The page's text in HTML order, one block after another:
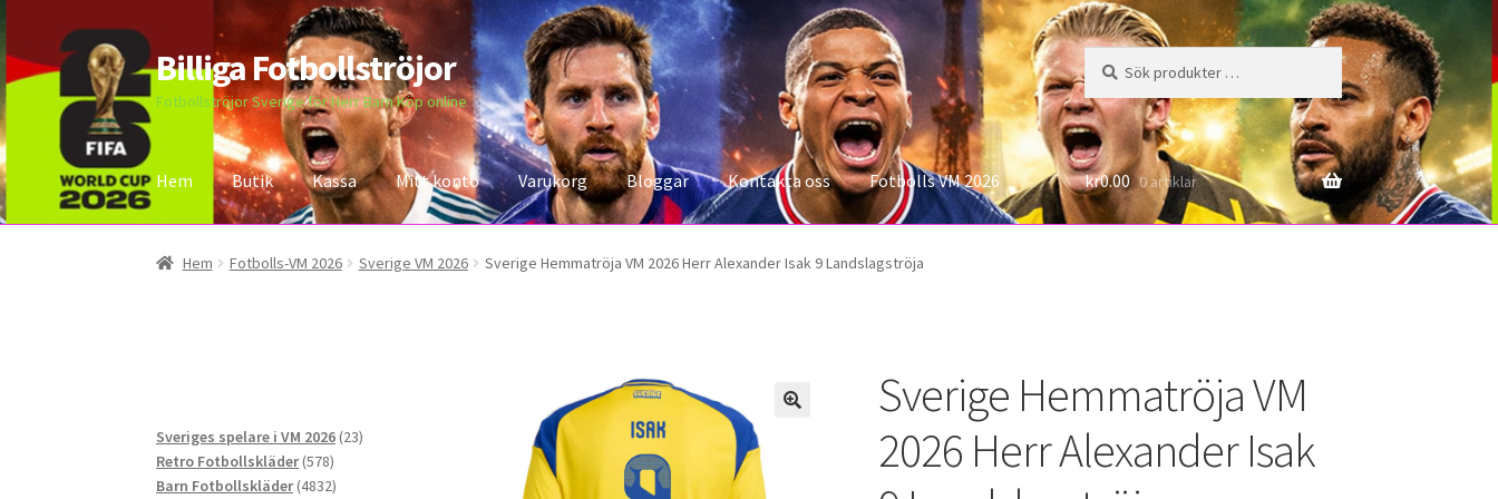
Hoppa
till
navigering
Hoppa
till
innehåll
Billiga Fotbollströjor
Fotbollströjor Sverige för Herr Barn Köp online
Sök
efter:
Sök
Hem Butik Kassa Mitt konto Varukorg Bloggar Kontakta oss Fotbolls VM 2026
Hem Bloggar Butik Kassa Kontakta ossMitt konto StorleksguidenVarukorg
kr0.00 0 artiklar
Hem Fotbolls-VM 2026 Sverige VM 2026 Sverige Hemmatröja VM 2026 Herr Alexander Isak 9 Landslagströja
Sverige Hemmatröja VM
2026 Herr Alexander Isak
Sveriges spelare i VM 2026 2323
Retro Fotbollskläder 578578
produkter
Barn Fotbollskläder 48324832